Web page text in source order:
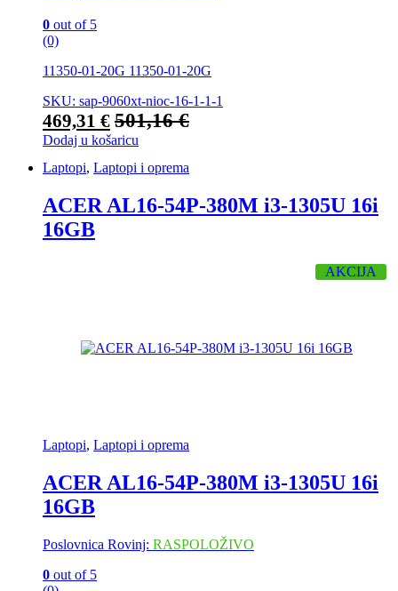
0 out of 5
(0)
11350-01-20G 11350-01-20G
SKU: sap-9060xt-nioc-16-1-1-1
469,31 € 501,16€
Dodaj u košaricu
Laptopi, Laptopi i oprema
ACER AL16-54P-380M i3-1305U 16i
16GB
AKCIJA
Laptopi, Laptopi i oprema
ACER AL16-54P-380M i3-1305U 16i
16GB
Poslovnica Rovinj: RASPOLOŽIVO
0 out of 5